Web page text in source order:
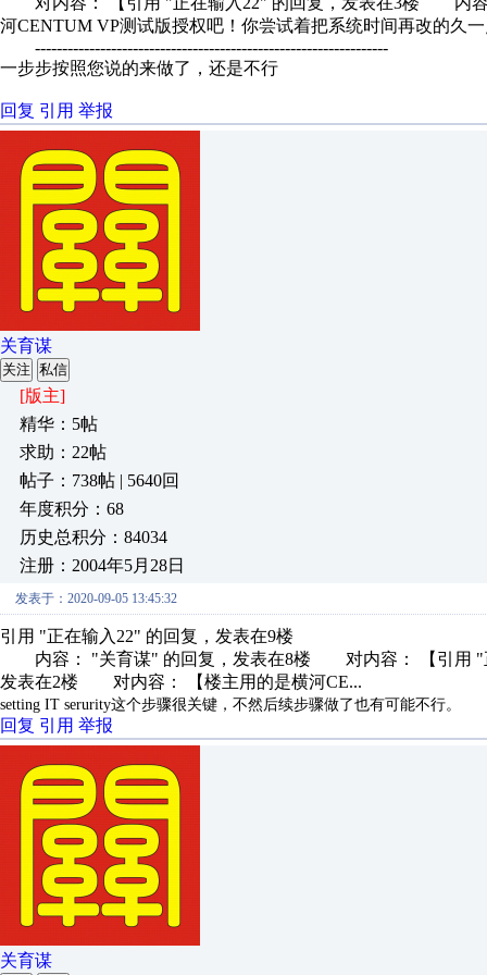
河CENTUM VP测试版授权吧！你尝试着把系统时间再改的久
-----------------------------------------------------------------
一步步按照您说的来做了，还是不行
回复 引用 举报
关育谋
关注 私信
[版主]
精华：5帖
求助：22帖
帖子：738帖 | 5640回
年度积分：68
历史总积分：84034
注册：2004年5月28日
发表于：2020-09-05 13:45:32
引用 "正在输入22" 的回复，发表在9楼
内容： "关育谋" 的回复，发表在8楼 对内容： 【引用 "
发表在2楼 对内容： 【楼主用的是横河CE...
setting IT serurity这个步骤很关键，不然后续步骤做了也有可能不行。
回复 引用 举报
关育谋